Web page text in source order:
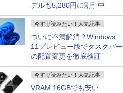
デルも5,280円に割引中
今すぐ読みたい！人気記事
ついに不満解消？Windows
11プレビュー版でタスクバー
の配置変更を徹底検証
今すぐ読みたい！人気記事
VRAM 16GBでも安い